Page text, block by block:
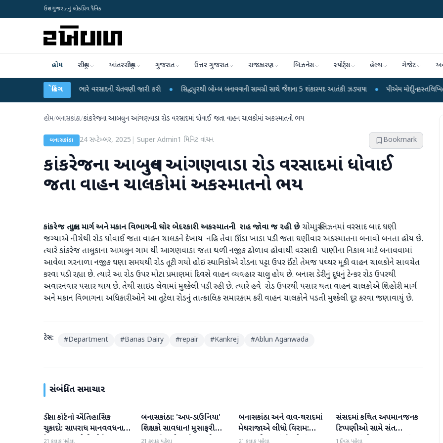
ઉત્તર ગુજરાતનું લોકપ્રિય દૈનિક
હોમ રાષ્ટ્રીય આંતરરાષ્ટ્રીય ગુજરાત ઉત્તર ગુજરાત રાજકારણ બિઝનેસ સ્પોર્ટ્સ હેલ્થ ગેજેટ
બ્રેકિંગ
રાજ્યો માટે ભારે વરસાદની ચેતવણી જારી કરી ● સિદ્ધપુરથી બોમ્બ બનાવવાની સામગ્રી સાથે જૈશના 5 શંકાસ્પદ આતંકી ઝડપાયા ● પીએમ મોદીનું હસ્તલિખિત પોસ્ટકાર્ડ
હોમ/બનાસકાંઠા/કાંકરેજના આબલુન આંગણવાડા રોડ વરસાદમાં ધોવાઈ જતા વાહન ચાલકોમાં અકસ્માતનો ભય
બનાસકાંઠા 24 સપ્ટેમ્બર, 2025 Super Admin1 મિનિટ વાંચન Bookmark
કાંકરેજના આબલુન આંગણવાડા રોડ વરસાદમાં ધોવાઈ
જતા વાહન ચાલકોમાં અકસ્માતનો ભય
કાંકરેજ તાલુકા માર્ગ અને મકાન વિભાગની ઘોર બેદરકારી અકસ્માતની રાહ જોવા જ રહી છે ચોમાસુ સિઝનમાં વરસાદ બાદ ઘણી
જગ્યાએ નીચેથી રોડ ધોવાઈ જતા વાહન ચાલકને દેખાય નહિ તેવા ઊંડા ખાડા પડી જતા ઘણીવાર અકસ્માતના બનાવો બનતા હોય છે.
ત્યારે કાંકરેજ તાલુકાના આમલુન ગામ થી આગણવાડા જતા થળી નજીક ઢોળાવ હોવાથી વરસાદી પાણીના નિકાલ માટે બનાવવામાં
આવેલા ગરનાળા નજીક ઘણા સમયથી રોડ તૂટી ગયો હોઇ સ્થાનિકોએ રોડના પટ્ટા ઉપર ઈંટો તેમજ પથ્થર મૂકી વાહન ચાલકોને સાવચેત
કરવા પડી રહ્યા છે. ત્યારે આ રોડ ઉપર મોટા પ્રમાણમાં દિવસે વાહન વ્યવહાર ચાલુ હોય છે. બનાસ ડેરીનું દૂધનું ટેન્કર રોડ ઉપરથી
અવારનવાર પસાર થાય છે. તેથી સાઇડ લેવામાં મુશ્કેલી પડી રહી છે. ત્યારે હવે રોડ ઉપરથી પસાર થતા વાહન ચાલકોએ શિહોરી માર્ગ
અને મકાન વિભાગના અધિકારીઓને આ તૂટેલા રોડનું તાત્કાલિક સમારકામ કરી વાહન ચાલકોને પડતી મુશ્કેલી દૂર કરવા જણાવાયું છે.
ટેગ્સ: #Department #Banas Dairy #repair #Kankrej #Ablun Aganwada
સંબંધિત સમાચાર
બનાસકાંઠા
ડીસા કોર્ટનો ઐતિહાસિક
ચુકાદો: સાપરાધ માનવવધના
કેસમાં ૩ આરોપીઓને ૧૦
21 કલાક પહેલા
બનાસકાંઠા
બનાસકાંઠા: 'અપ-ડાઉનિયા'
શિક્ષકો સાવધાન! મુસાફરી
કરતા શિક્ષકો સામે તવાઈ હાથ
21 કલાક પહેલા
બનાસકાંઠા
બનાસકાંઠા અને વાવ-થરાદમાં
મેઘરાજાએ લીધો વિરામ:
ઉઘાડ નીકળતાં ખેડૂતોમાં
21 કલાક પહેલા
બનાસકાંઠા
સંસદમાં કથિત અપમાનજનક
ટિપ્પણીઓ સામે સંત
સમાજમાં રોષ: પાલનપુરમાં
1 દિવસ પહેલા